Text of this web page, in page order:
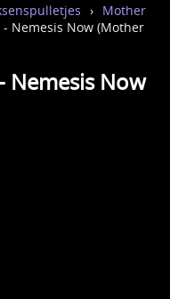
› Mother
Nemesis Now (Mother
Nemesis Now